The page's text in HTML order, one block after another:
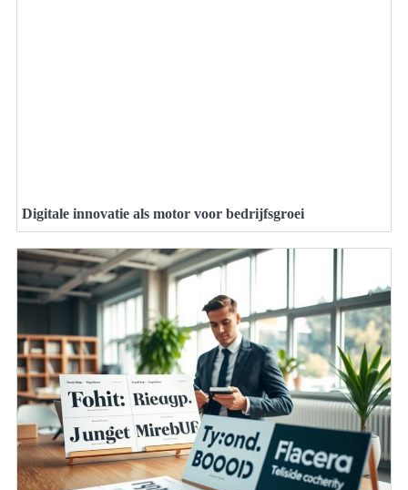
Digitale innovatie als motor voor bedrijfsgroei